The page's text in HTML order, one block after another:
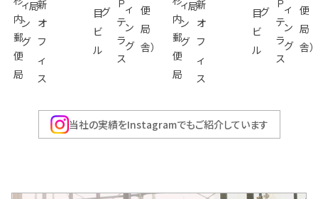
内
郵
便
局
ィ
ン
グ
局新
オ
フ
ィ
ス
目
ビ
ル
グ
Ｐ
テ
ラ
ス
ィ
ン
グ
便
局
舎）
内
郵
便
局
ィ
ン
グ
局新
オ
フ
ィ
ス
目
ビ
ル
グ
Ｐ
テ
ラ
ス
ィ
ン
グ
便
局
舎）
当社の実績をInstagramでもご紹介しています